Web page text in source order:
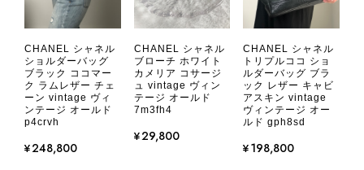
2026/08/05
とても気に入りました、目立たないシャネルのロゴがとてもいい
です
CHANEL シャネル
ショルダーバッグ
ブラック ココマー
ク ラムレザー チェ
ーン vintage ヴィ
ンテージ オールド
p4crvh
¥248,800
CHANEL シャネル
ブローチ ホワイト
カメリア コサージ
ュ vintage ヴィン
テージ オールド
7m3fh4
¥29,800
CHANEL シャネル
トリプルココ ショ
ルダーバッグ ブラ
ック レザー キャビ
アスキン vintage
ヴィンテージ オー
ルド gph8sd
¥198,800